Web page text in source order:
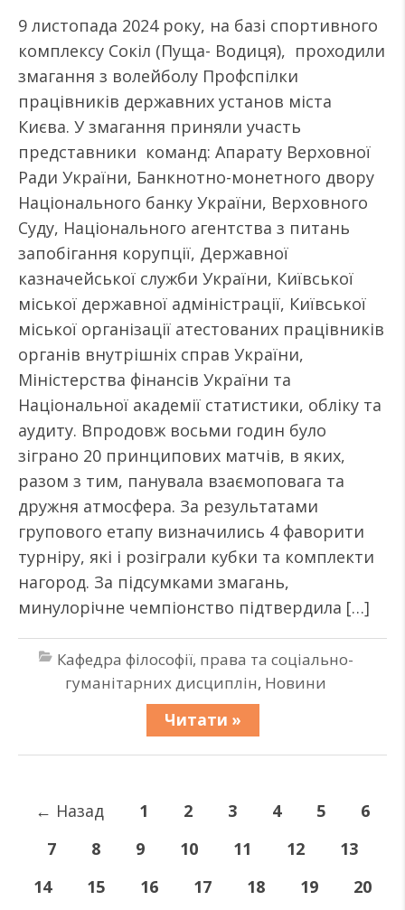
9 листопада 2024 року, на базі спортивного
комплексу Сокіл (Пуща- Водиця), проходили
змагання з волейболу Профспілки
працівників державних установ міста
Києва. У змагання приняли участь
представники команд: Апарату Верховної
Ради України, Банкнотно-монетного двору
Національного банку України, Верховного
Суду, Національного агентства з питань
запобігання корупції, Державної
казначейської служби України, Київської
міської державної адміністрації, Київської
міської організації атестованих працівників
органів внутрішніх справ України,
Міністерства фінансів України та
Національної академії статистики, обліку та
аудиту. Впродовж восьми годин було
зіграно 20 принципових матчів, в яких,
разом з тим, панувала взаємоповага та
дружня атмосфера. За результатами
групового етапу визначились 4 фаворити
турніру, які і розіграли кубки та комплекти
нагород. За підсумками змагань,
минулорічне чемпіонство підтвердила […]
Кафедра філософії, права та соціально-
гуманітарних дисциплін, Новини
Читати »
← Назад 1 2 3 4 5
6
7
8 9 10 11 12
13
14
15 16 17 18 19
20